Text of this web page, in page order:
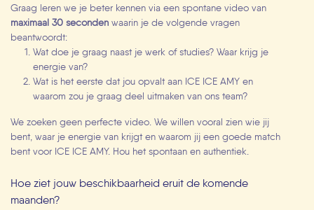
Graag leren we je beter kennen via een spontane video van
maximaal 30 seconden waarin je de volgende vragen
beantwoordt:
Wat doe je graag naast je werk of studies? Waar krijg je
energie van?
Wat is het eerste dat jou opvalt aan ICE ICE AMY en
waarom zou je graag deel uitmaken van ons team?
We zoeken geen perfecte video. We willen vooral zien wie jij
bent, waar je energie van krijgt en waarom jij een goede match
bent voor ICE ICE AMY. Hou het spontaan en authentiek.
Hoe ziet jouw beschikbaarheid eruit de komende
maanden?